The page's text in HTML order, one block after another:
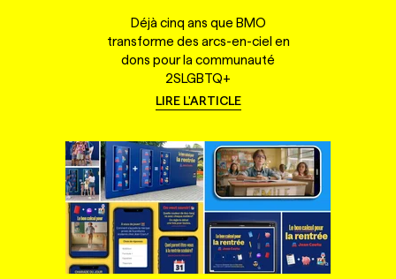
Déjà cinq ans que BMO
transforme des arcs-en-ciel en
dons pour la communauté
2SLGBTQ+
LIRE L'ARTICLE